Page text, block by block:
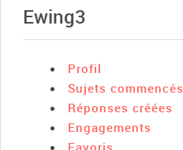
Ewing3
Profil
Sujets commencés
Réponses créées
Engagements